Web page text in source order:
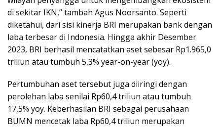
di sekitar IKN,” tambah Agus Noorsanto. Seperti
diketahui, dari sisi kinerja BRI merupakan bank dengan
laba terbesar di Indonesia. Hingga akhir Desember
2023, BRI berhasil mencatatkan aset sebesar Rp1.965,0
triliun atau tumbuh 5,3% year-on-year (yoy).
Pertumbuhan aset tersebut juga diiringi dengan
perolehan laba senilai Rp60,4 triliun atau tumbuh
17,5% yoy. Keberhasilan BRI sebagai perusahaan
BUMN mencetak laba Rp60,4 triliun merupakan